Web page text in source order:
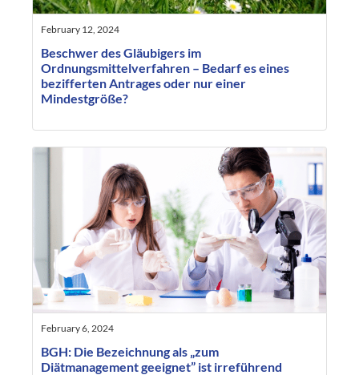
February 12, 2024
Beschwer des Gläubigers im
Ordnungsmittelverfahren – Bedarf es eines
bezifferten Antrages oder nur einer
Mindestgröße?
February 6, 2024
BGH: Die Bezeichnung als „zum
Diätmanagement geeignet” ist irreführend